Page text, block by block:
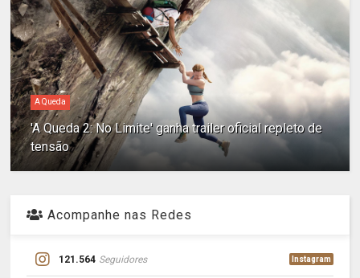
A Queda
'A Queda 2: No Limite' ganha trailer oficial repleto de
tensão
Acompanhe nas Redes
121.564 Seguidores Instagram